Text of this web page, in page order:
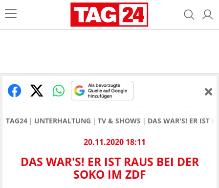
TAG24 UNTERHALTUNG TV & SHOWS DAS WAR'S! ER IST
20.11.2020 18:11
DAS WAR'S! ER IST RAUS BEI DER
SOKO IM ZDF